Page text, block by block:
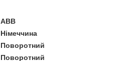
ABB
Німеччина
Поворотний
Поворотний